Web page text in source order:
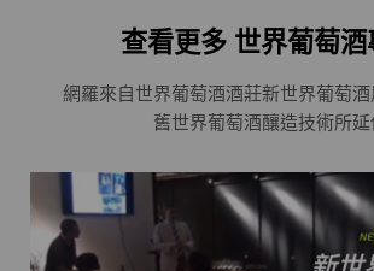
查看更多 世界葡萄酒
網羅來自世界葡萄酒酒莊新世界葡萄
舊世界葡萄酒釀造技術所延